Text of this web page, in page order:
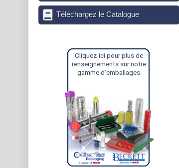
Téléchargez le Catalogue
Cliquez-ici pour plus de
renseignements sur notre
gamme d'emballages